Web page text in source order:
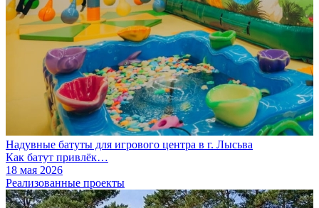
Надувные батуты для игрового центра в г. Лысьва
Как батут привлёк…
18 мая 2026
Реализованные проекты